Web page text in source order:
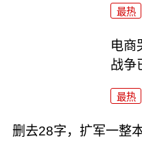
最热
电商
战争
最热
删去28字，扩军一整